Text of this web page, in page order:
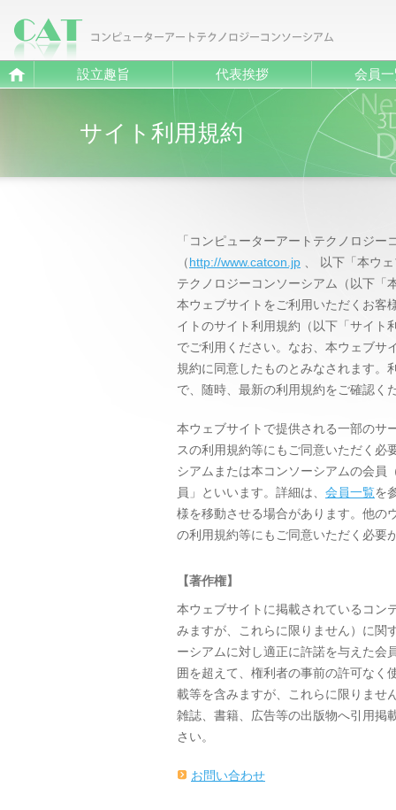
設立趣旨 代表挨拶 会員
サイト利用規約
「コンピューターアートテクノロジ
（http://www.catcon.jp 、 以下「本ウ
テクノロジーコンソーシアム（以下「
本ウェブサイトをご利用いただくお客
イトのサイト利用規約（以下「サイト
でご利用ください。なお、本ウェブサ
規約に同意したものとみなされます。
で、随時、最新の利用規約をご確認く
本ウェブサイトで提供される一部のサ
スの利用規約等にもご同意いただく必
シアムまたは本コンソーシアムの会員
員」といいます。詳細は、 会員一覧を
様を移動させる場合があります。他の
の利用規約等にもご同意いただく必要
【著作権】
本ウェブサイトに掲載されているコン
みますが、これらに限りません）に関
ーシアムに対し適正に許諾を与えた会
囲を超えて、権利者の事前の許可なく
載等を含みますが、これらに限りませ
雑誌、書籍、広告等の出版物へ引用掲
さい。
お問い合わせ